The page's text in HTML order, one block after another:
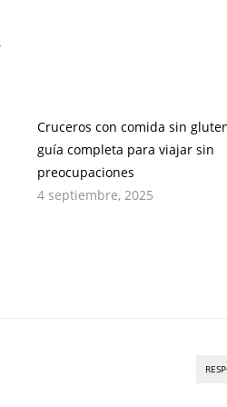
Cruceros con comida sin
guía completa para viajar sin
preocupaciones
4 septiembre, 2025